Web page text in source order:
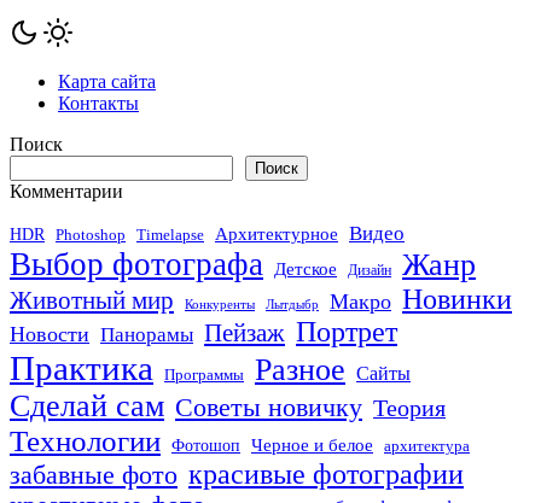
Карта сайта
Контакты
Поиск
Поиск
Комментарии
HDR Photoshop Timelapse Архитектурное Видео
Выбор фотографа Детское Дизайн Жанр
Животный мир Конкуренты Лытдыбр Макро Новинки
Новости Панорамы Пейзаж Портрет
Практика Программы Разное Сайты
Сделай сам Советы новичку Теория
Технологии Фотошоп Черное и белое архитектура
забавные фото красивые фотографии